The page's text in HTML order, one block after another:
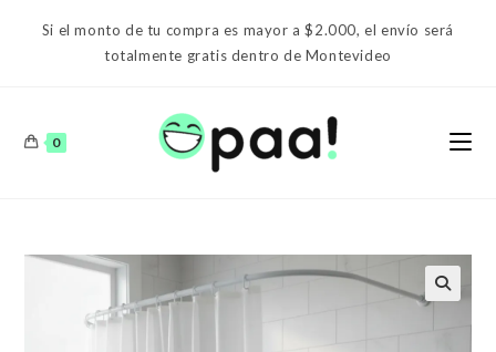
Si el monto de tu compra es mayor a $2.000, el envío será
totalmente gratis dentro de Montevideo
0